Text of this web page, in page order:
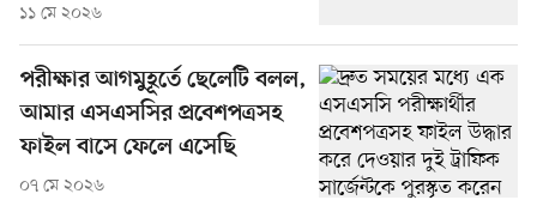
১১ মে ২০২৬
পরীক্ষার আগমুহূর্তে ছেলেটি বলল,
আমার এসএসসির প্রবেশপত্রসহ
ফাইল বাসে ফেলে এসেছি
০৭ মে ২০২৬